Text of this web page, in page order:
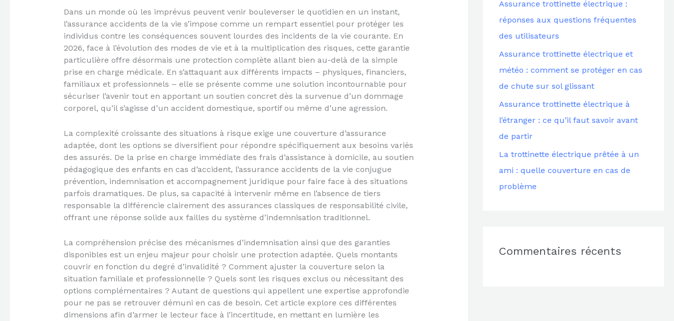
Dans un monde où les imprévus peuvent venir bouleverser le quotidien en un instant,
l’assurance accidents de la vie s’impose comme un rempart essentiel pour protéger les
individus contre les conséquences souvent lourdes des incidents de la vie courante. En
2026, face à l’évolution des modes de vie et à la multiplication des risques, cette garantie
particulière offre désormais une protection complète allant bien au-delà de la simple
prise en charge médicale. En s’attaquant aux différents impacts – physiques, financiers,
familiaux et professionnels – elle se présente comme une solution incontournable pour
sécuriser l’avenir tout en apportant un soutien concret dès la survenue d’un dommage
corporel, qu’il s’agisse d’un accident domestique, sportif ou même d’une agression.
La complexité croissante des situations à risque exige une couverture d’assurance
adaptée, dont les options se diversifient pour répondre spécifiquement aux besoins variés
des assurés. De la prise en charge immédiate des frais d’assistance à domicile, au soutien
pédagogique des enfants en cas d’accident, l’assurance accidents de la vie conjugue
prévention, indemnisation et accompagnement juridique pour faire face à des situations
parfois dramatiques. De plus, sa capacité à intervenir même en l’absence de tiers
responsable la différencie clairement des assurances classiques de responsabilité civile,
offrant une réponse solide aux failles du système d’indemnisation traditionnel.
La compréhension précise des mécanismes d’indemnisation ainsi que des garanties
disponibles est un enjeu majeur pour choisir une protection adaptée. Quels montants
couvrir en fonction du degré d’invalidité ? Comment ajuster la couverture selon la
situation familiale et professionnelle ? Quels sont les risques exclus ou nécessitant des
options complémentaires ? Autant de questions qui appellent une expertise approfondie
pour ne pas se retrouver démuni en cas de besoin. Cet article explore ces différentes
dimensions afin d’armer le lecteur face à l’incertitude, en mettant en lumière les
c
h
e
r
:
Assurance trottinette électrique :
réponses aux questions fréquentes
des utilisateurs
Assurance trottinette électrique et
météo : comment se protéger en cas
de chute sur sol glissant
Assurance trottinette électrique à
l’étranger : ce qu’il faut savoir avant
de partir
La trottinette électrique prêtée à un
ami : quelle couverture en cas de
problème
Commentaires récents